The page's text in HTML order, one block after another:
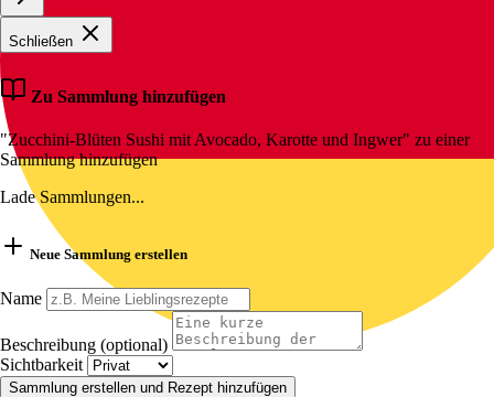
Schließen
Zu Sammlung hinzufügen
"Zucchini-Blüten Sushi mit Avocado, Karotte und Ingwer" zu einer
Sammlung hinzufügen
Lade Sammlungen...
Neue Sammlung erstellen
Name
Beschreibung (optional)
Sichtbarkeit
Sammlung erstellen und Rezept hinzufügen